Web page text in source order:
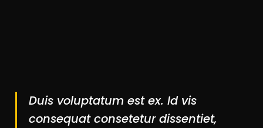
Duis voluptatum est ex. Id vis
consequat consetetur dissentiet,